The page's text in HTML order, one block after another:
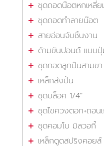
ชุดถอดน๊อตหกเหลี่ย
ชุดถอดทำลายน๊อต
สายอ่อนจับชิ้นงาน
ด้ามขันปอนด์ แบบ
ชุดถอดลูกปืนสามขา
เหล็กส่งปิ้น
ชุดบล็อค 1/4"
ชุดไขควงตอก+ถอน
ชุดคอมโบ มิลวอกี้
เหล็กดูดสปริงคอยส์